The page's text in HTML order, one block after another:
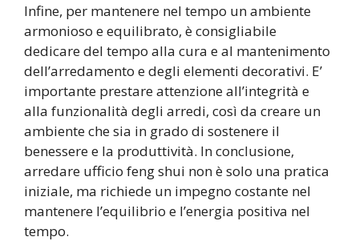
Infine, per mantenere nel tempo un ambiente
armonioso e equilibrato, è consigliabile
dedicare del tempo alla cura e al mantenimento
dell’arredamento e degli elementi decorativi. E’
importante prestare attenzione all’integrità e
alla funzionalità degli arredi, così da creare un
ambiente che sia in grado di sostenere il
benessere e la produttività. In conclusione,
arredare ufficio feng shui non è solo una pratica
iniziale, ma richiede un impegno costante nel
mantenere l’equilibrio e l’energia positiva nel
tempo.